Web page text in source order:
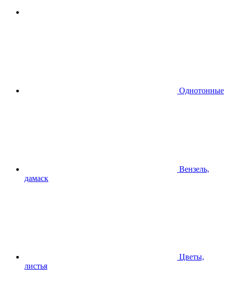
Однотонные
Вензель,
дамаск
Цветы,
листья